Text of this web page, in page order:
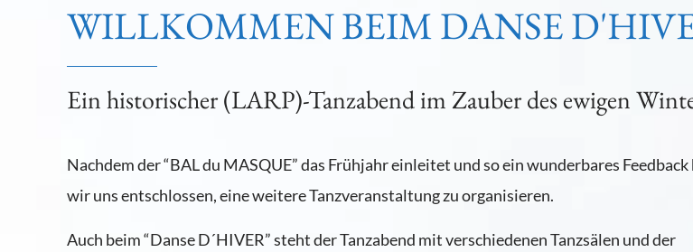
WILLKOMMEN BEIM DANSE
Ein historischer (LARP)-Tanzabend im Zauber des ewigen
Nachdem der “BAL du MASQUE” das Frühjahr einleitet und so ein wunderbares
wir uns entschlossen, eine weitere Tanzveranstaltung zu organisieren.
Auch beim “Danse D´HIVER” steht der Tanzabend mit verschiedenen Tanzsälen und der